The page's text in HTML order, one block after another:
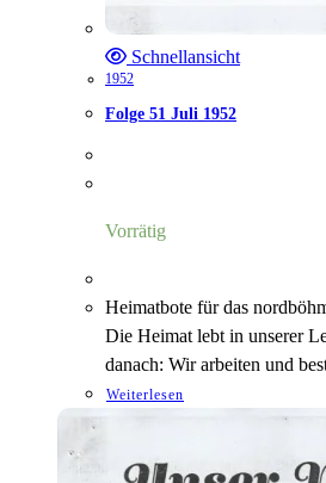
Schnellansicht
1952
Folge 51 Juli 1952
Vorrätig
Heimatbote für das
Die Heimat lebt in unserer
danach: Wir arbeiten und
Weiterlesen